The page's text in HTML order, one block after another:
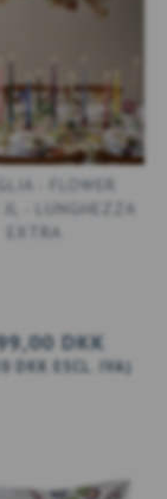
- FLOWER
JL - LUNGHEZZA
EXTRA
DKK
DKK ESCL. IVA